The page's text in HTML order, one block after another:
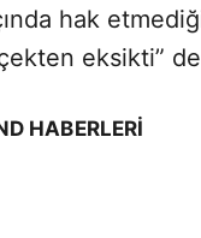
hak
eksikti”
HABERLERI